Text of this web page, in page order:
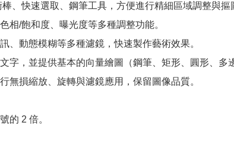
、快速選取、鋼筆工具，方便進行精細區域調整與摳
相/飽和度、曝光度等多種調整功能。
、動態模糊等多種濾鏡，快速製作藝術效果。
字，並提供基本的向量繪圖（鋼筆、矩形、圓形、多
無損縮放、旋轉與濾鏡應用，保留圖像品質。
的 2 倍。